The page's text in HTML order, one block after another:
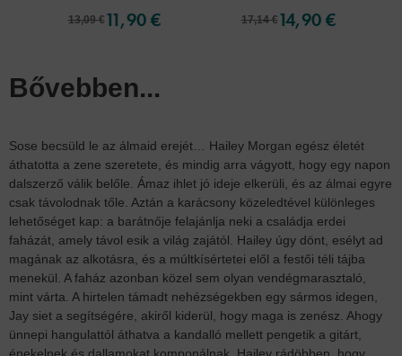
13,09 € 11,90 € 17,14 € 14,90 €
Bővebben...
Sose becsüld le az álmaid erejét… Hailey Morgan egész életét
áthatotta a zene szeretete, és mindig arra vágyott, hogy egy napon
dalszerző válik belőle. Ámaz ihlet jó ideje elkerüli, és az álmai egyre
csak távolodnak tőle. Aztán a karácsony közeledtével különleges
lehetőséget kap: a barátnője felajánlja neki a családja erdei
faházát, amely távol esik a világ zajától. Hailey úgy dönt, esélyt ad
magának az alkotásra, és a múltkísértetei elől a festői téli tájba
menekül. A faház azonban közel sem olyan vendégmarasztaló,
mint várta. A hirtelen támadt nehézségekben egy sármos idegen,
Jay siet a segítségére, akiről kiderül, hogy maga is zenész. Ahogy
ünnepi hangulattól áthatva a kandalló mellett pengetik a gitárt,